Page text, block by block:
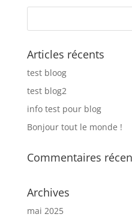
Articles récents
test bloog
test blog2
info test pour blog
Bonjour tout le monde !
Commentaires
Archives
mai 2025